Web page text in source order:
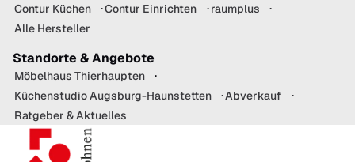
Contur Küchen
Contur Einrichten
raumplus
Alle Hersteller
Standorte & Angebote
Möbelhaus Thierhaupten
Küchenstudio Augsburg-Haunstetten
Abverkauf
Ratgeber & Aktuelles